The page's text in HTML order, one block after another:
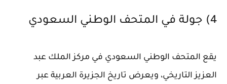
4) جولة في المتحف الوطني السعودي
يقع المتحف الوطني السعودي في مركز الملك عبد
العزيز التاريخي، ويعرض تاريخ الجزيرة العربية عبر